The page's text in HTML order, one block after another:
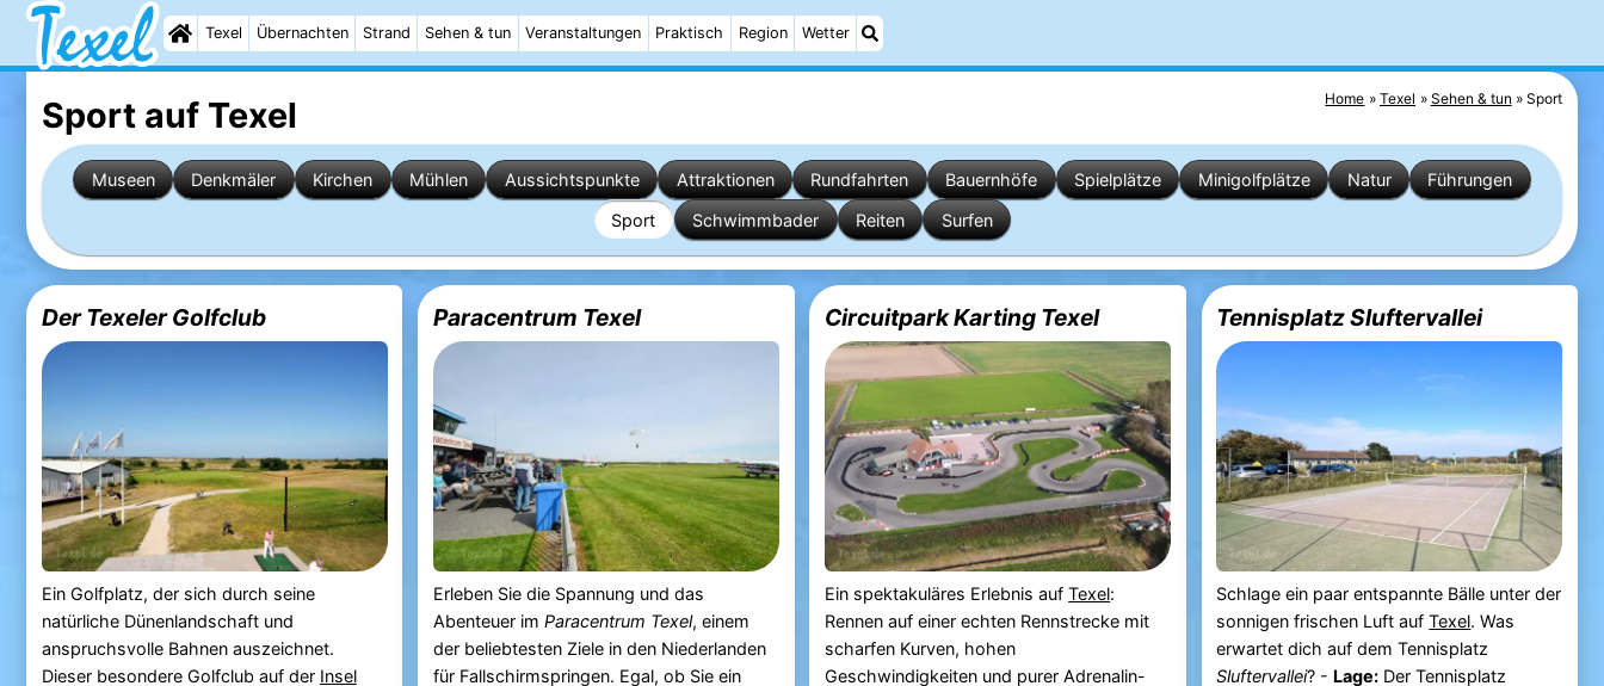
Texel Übernachten Strand Sehen & tun Veranstaltungen Praktisch Region Wetter
Home Texel Sehen & tun Sport
Sport auf Texel
Museen Denkmäler Kirchen Mühlen Aussichtspunkte Attraktionen Rundfahrten Bauernhöfe Spielplätze Minigolfplätze Natur
Führungen
Sport
Schwimmbader Reiten Surfen
Der Texeler Golfclub
Ein Golfplatz, der sich durch seine
natürliche Dünenlandschaft und
anspruchsvolle Bahnen auszeichnet.
Dieser besondere Golfclub auf der Insel
Paracentrum Texel
Erleben Sie die Spannung und das
Abenteuer im Paracentrum Texel, einem
der beliebtesten Ziele in den Niederlanden
für Fallschirmspringen. Egal, ob Sie ein
Circuitpark Karting Texel
Ein spektakuläres Erlebnis aufTexel:
Rennen auf einer echten Rennstrecke mit
scharfen Kurven, hohen
Geschwindigkeiten und purer Adrenalin-
Tennisplatz Sluftervallei
Schlage ein paar entspannte Bälle unter der
sonnigen frischen Luft aufTexel. Was
erwartet dich auf dem Tennisplatz
Sluftervallei? - Lage: Der Tennisplatz